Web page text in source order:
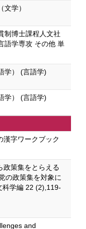
学）
制博士課程人文社
語学専攻 その他 単
学） (言語学)
学） (言語学)
漢字ワークブック
政策集をとらえる
の政策集を対象に
学編 22 (2),119-
and